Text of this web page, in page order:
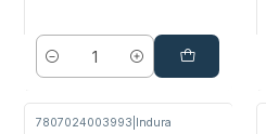
Cantidad
7807024003993 Indura